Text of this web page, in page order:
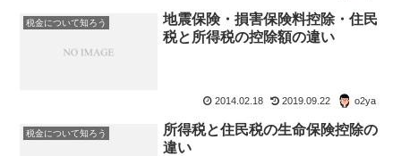
税金について知ろう
地震保険・損害保険料控除・住民
税と所得税の控除額の違い
2014.02.18 2019.09.22 o2ya
税金について知ろう
所得税と住民税の生命保険控除の
違い